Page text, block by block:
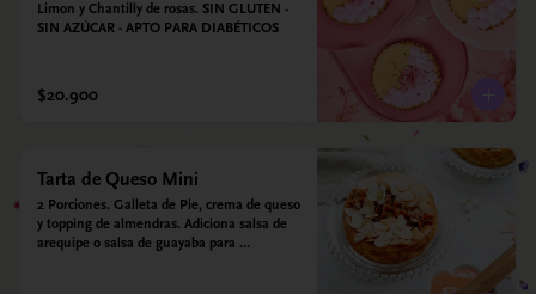
Limon y Chantilly de rosas. SIN GLUTEN -
SIN AZÚCAR - APTO PARA DIABÉTICOS
$20.900
Tarta de Queso Mini
2 Porciones. Galleta de Pie, crema de queso
y topping de almendras. Adiciona salsa de
arequipe o salsa de guayaba para